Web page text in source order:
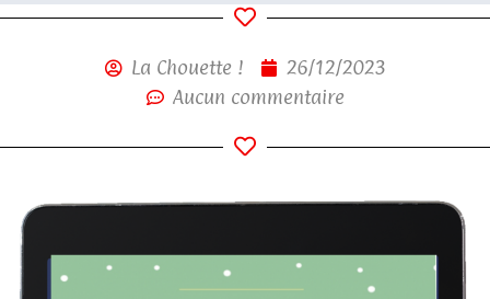
La Chouette !
26/12/2023
Aucun commentaire